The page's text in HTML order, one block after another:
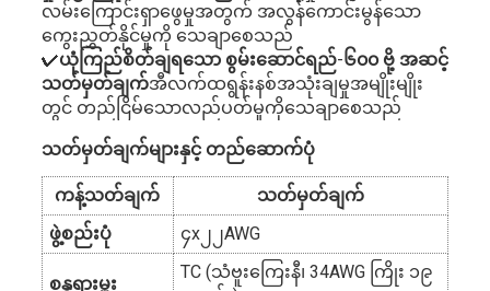
လမ်းကြောင်းရှာဖွေမှုအတွက် အလွန်ကောင်းမွန်သော
ကွေးညွှတ်နိုင်မှုကို သေချာစေသည်
✔ယုံကြည်စိတ်ချရသော စွမ်းဆောင်ရည်-၆၀၀ ဗို့ အဆင့်
သတ်မှတ်ချက်အီလက်ထရွန်းနစ်အသုံးချမှုအမျိုးမျိုး
တွင် တည်ငြိမ်သောလည်ပတ်မှုကိုသေချာစေသည်
သတ်မှတ်ချက်များနှင့် တည်ဆောက်ပုံ
ကန့်သတ်ချက်
သတ်မှတ်ချက်
ဖွဲ့စည်းပုံ
၄x၂၂AWG
စန္ဒရားမှူး
TC (သံဗူးကြေးနီ၊ 34AWG ကြိုး ၁၉